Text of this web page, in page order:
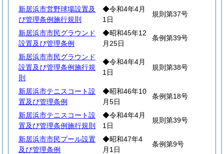
新居浜市営野球場設置及
び管理条例施行規則
◆令和4年4月
1日
規則第37号
新居浜市市民グラウンド
設置及び管理条例
◆昭和45年12
月25日
条例第39号
新居浜市市民グラウンド
設置及び管理条例施行規
則
◆令和4年4月
1日
規則第38号
新居浜市テニスコート設
置及び管理条例
◆昭和46年10
月5日
条例第18号
新居浜市テニスコート設
置及び管理条例施行規則
◆令和4年4月
1日
規則第39号
新居浜市市民プール設置
及び管理条例
◆昭和47年4
月1日
条例第9号